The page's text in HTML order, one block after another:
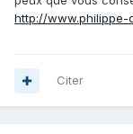
http://
Citer